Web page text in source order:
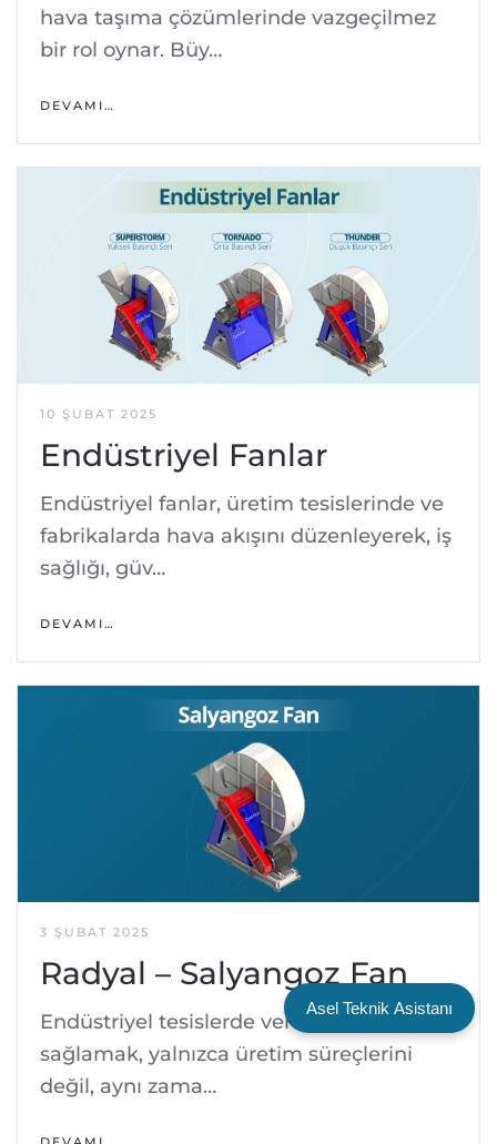
hava taşıma çözümlerinde vazgeçilmez
bir rol oynar. Büy…
DEVAMI…
10 ŞUBAT 2025
Endüstriyel Fanlar
Endüstriyel fanlar, üretim tesislerinde ve
fabrikalarda hava akışını düzenleyerek, iş
sağlığı, güv…
DEVAMI…
3 ŞUBAT 2025
Radyal – Salyangoz Fan
Endüstriyel tesislerde verimli hava akışını
sağlamak, yalnızca üretim süreçlerini
değil, aynı zama…
Asel Teknik Asistanı